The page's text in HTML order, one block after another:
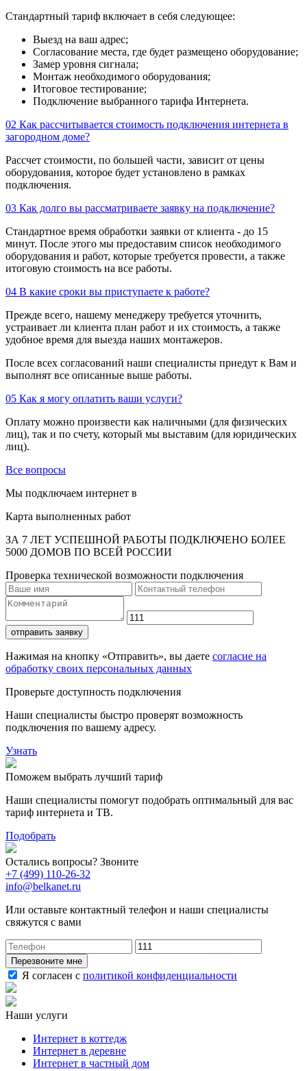
Стандартный тариф включает в себя следующее:
Выезд на ваш адрес;
Согласование места, где будет размещено оборудование;
Замер уровня сигнала;
Монтаж необходимого оборудования;
Итоговое тестирование;
Подключение выбранного тарифа Интернета.
02 Как рассчитывается стоимость подключения интернета в
загородном доме?
Рассчет стоимости, по большей части, зависит от цены
оборудования, которое будет установлено в рамках
подключения.
03 Как долго вы рассматриваете заявку на подключение?
Стандартное время обработки заявки от клиента - до 15
минут. После этого мы предоставим список необходимого
оборудования и работ, которые требуется провести, а также
итоговую стоимость на все работы.
04 В какие сроки вы приступаете к работе?
Прежде всего, нашему менеджеру требуется уточнить,
устраивает ли клиента план работ и их стоимость, а также
удобное время для выезда наших монтажеров.
После всех согласований наши специалисты приедут к Вам и
выполнят все описанные выше работы.
05 Как я могу оплатить ваши услуги?
Оплату можно произвести как наличными (для физических
лиц), так и по счету, который мы выставим (для юридических
лиц).
Все вопросы
Мы подключаем интернет в
Карта выполненных работ
ЗА 7 ЛЕТ УСПЕШНОЙ РАБОТЫ ПОДКЛЮЧЕНО БОЛЕЕ
5000 ДОМОВ ПО ВСЕЙ РОССИИ
Проверка технической возможности подключения
отправить заявку
Нажимая на кнопку «Отправить», вы даете согласие на
обработку своих персональных данных
Проверьте доступность подключения
Наши специалисты быстро проверят возможность
подключения по вашему адресу.
Узнать
Поможем выбрать лучший тариф
Наши специалисты помогут подобрать оптимальный для вас
тариф интернета и ТВ.
Подобрать
Остались вопросы? Звоните
+7 (499) 110-26-32
info@belkanet.ru
Или оставьте контактный телефон и наши специалисты
свяжутся с вами
Перезвоните мне
Я согласен с политикой конфиденциальности
Наши услуги
Интернет в коттедж
Интернет в деревне
Интернет в частный дом